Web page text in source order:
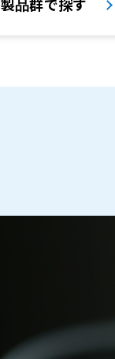
製品群で探す